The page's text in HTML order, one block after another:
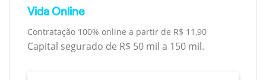
Vida Online
Contratação 100% online a partir de R$ 11,90
Capital segurado de R$ 50 mil a 150 mil.